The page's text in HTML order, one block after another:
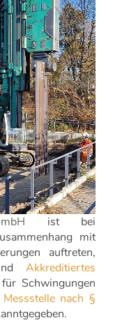
ist bei
mit
auftreten,
Akkreditiertes
für Schwingungen
Messstelle nach §